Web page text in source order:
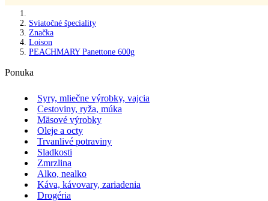
Sviatočné špeciality
Značka
Loison
PEACHMARY Panettone 600g
Ponuka
Syry, mliečne výrobky, vajcia
Cestoviny, ryža, múka
Mäsové výrobky
Oleje a octy
Trvanlivé potraviny
Sladkosti
Zmrzlina
Alko, nealko
Káva, kávovary, zariadenia
Drogéria